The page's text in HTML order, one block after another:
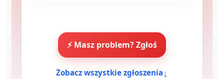
⚡ Masz problem? Zgłoś
Zobacz wszystkie zgłoszenia↓